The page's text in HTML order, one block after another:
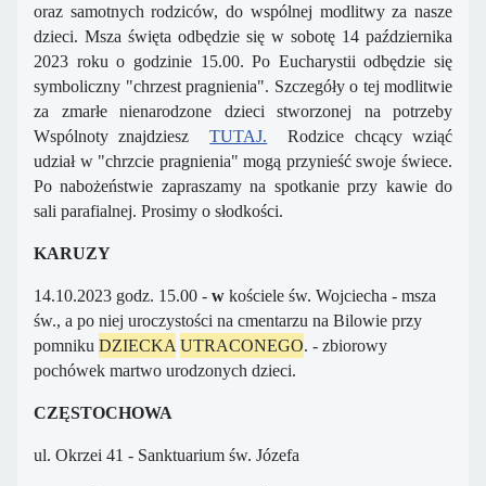
oraz samotnych rodziców, do wspólnej modlitwy za nasze
dzieci. Msza święta odbędzie się w sobotę 14 października
2023 roku o godzinie 15.00. Po Eucharystii odbędzie się
symboliczny "chrzest pragnienia". Szczegóły o tej modlitwie
za zmarłe nienarodzone dzieci stworzonej na potrzeby
Wspólnoty znajdzieszTUTAJ. Rodzice chcący wziąć
udział w "chrzcie pragnienia" mogą przynieść swoje świece.
Po nabożeństwie zapraszamy na spotkanie przy kawie do
sali parafialnej. Prosimy o słodkości.
KARUZY
14.10.2023 godz. 15.00 - w kościele św. Wojciecha - msza
św., a po niej uroczystości na cmentarzu na Bilowie przy
pomniku DZIECKA UTRACONEGO. - zbiorowy
pochówek martwo urodzonych dzieci.
CZĘSTOCHOWA
ul. Okrzei 41 - Sanktuarium św. Józefa